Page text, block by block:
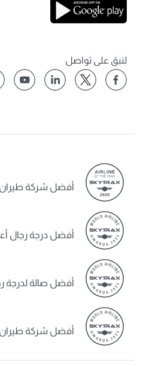
لنبق على تواصل
أفضل شركة طيران
أفضل درجة رجال
أفضل صالة لدرجة
أفضل شركة